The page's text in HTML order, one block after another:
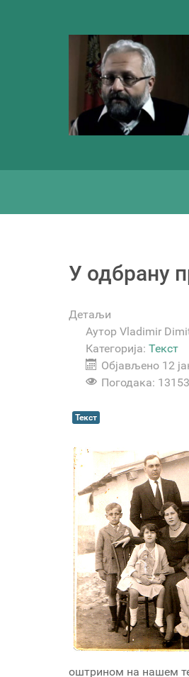
У одбрану
Детаљи
Аутор Vladimir
Категорија: Текст
Објављено 12
Погодака: 13153
Текст
оштрином на нашем